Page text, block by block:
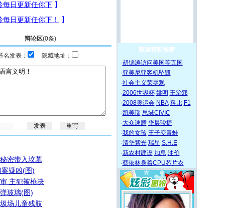
辩论区(0条)
发表： 隐藏地址：
密带入坟墓
疑凶(图)
主犯被枪决
玻璃(图)
场儿童残肢
频道精彩推荐
·胡锦涛访问美国等五国
·亚美尼亚客机坠毁
·社会主义荣辱观
·2006世界杯 姚明 王治郅
·2008奥运会 NBA 科比 F1
·凯美瑞 思域CIVIC
·大众速腾 华晨骏捷
·我的女孩 王子变青蛙
·清华紫光 瑞星 S.H.E
·新农村建设 加息 油价
·蔡依林身着CPU芯片衣